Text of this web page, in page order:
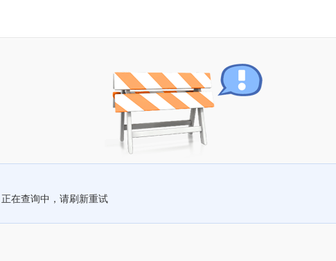
正在查询中，请刷新重试